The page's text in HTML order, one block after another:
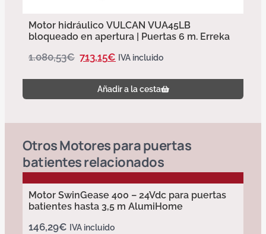
Motor hidráulico VULCAN VUA45LB
bloqueado en apertura | Puertas 6 m. Erreka
1.080,53€ 713,15€ IVA incluido
Añadir a la cesta
OtrosMotores para puertas
batientesrelacionados
Motor SwinGease 400 – 24Vdc para puertas
batientes hasta 3,5 m AlumiHome
146,29€ IVA incluido